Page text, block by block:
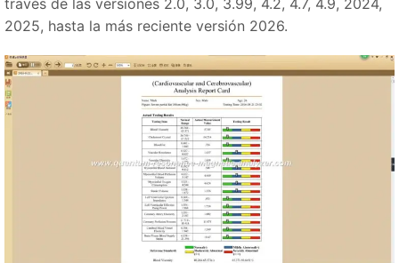
través de las versiones 2.0, 3.0, 3.99, 4.2, 4.7, 4.9, 2024,
2025, hasta la más reciente versión 2026.